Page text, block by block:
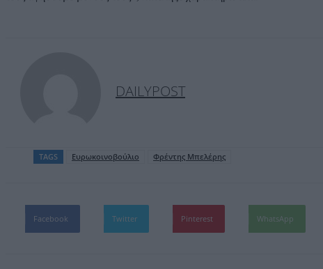
DAILYPOST
TAGS Ευρωκοινοβούλιο Φρέντης Μπελέρης
Facebook Twitter Pinterest WhatsApp